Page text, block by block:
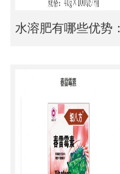
水溶肥有哪些优势：